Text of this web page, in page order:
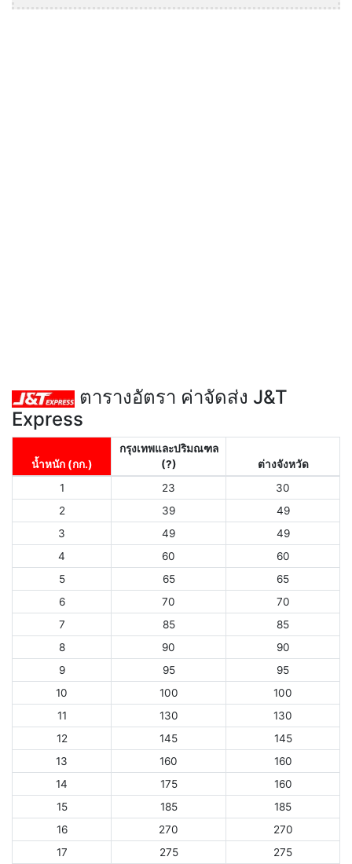
ตารางอัตรา ค่าจัดส่ง J&T
Express
น้ำหนัก (กก.)
กรุงเทพและปริมณฑล
(?)
ต่างจังหวัด
1
23
30
2
39
49
3
49
49
4
60
60
5
65
65
6
70
70
7
85
85
8
90
90
9
95
95
10
100
100
11
130
130
12
145
145
13
160
160
14
175
160
15
185
185
16
270
270
17
275 275